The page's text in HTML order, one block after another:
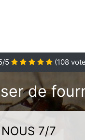
/5 (108
de
7/7